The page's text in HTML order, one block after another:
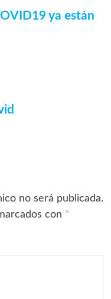
ya están
no será publicada.
con *